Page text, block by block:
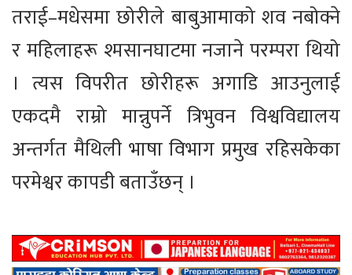
तराई–मधेसमा छोरीले बाबुआमाको शव नबोक्ने
र महिलाहरू श्मसानघाटमा नजाने परम्परा थियो
। त्यस विपरीत छोरीहरू अगाडि आउनुलाई
एकदमै राम्रो मान्नुपर्ने त्रिभुवन विश्वविद्यालय
अन्तर्गत मैथिली भाषा विभाग प्रमुख रहिसकेका
परमेश्वर कापडी बताउँछन् ।